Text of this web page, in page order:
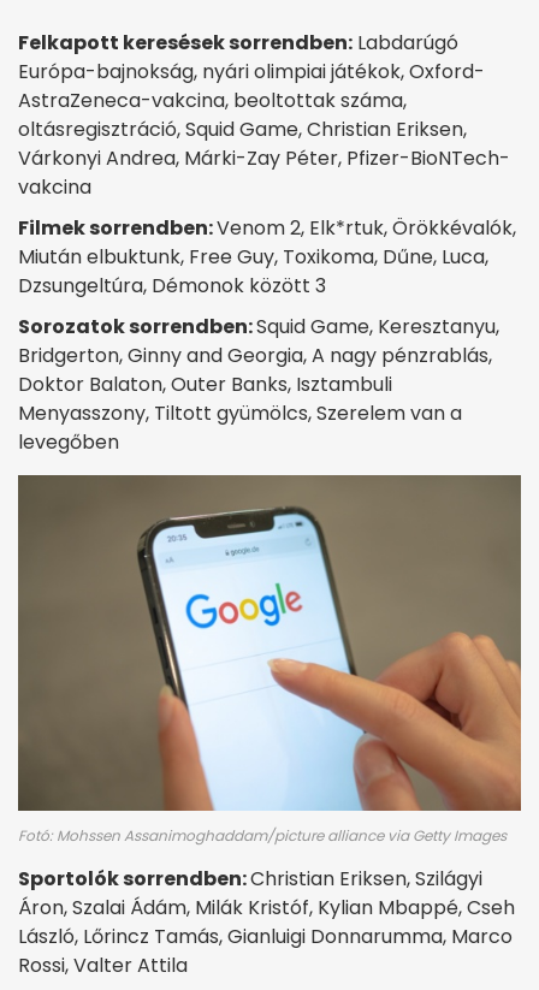
Felkapott keresések sorrendben: Labdarúgó
Európa-bajnokság, nyári olimpiai játékok, Oxford-
AstraZeneca-vakcina, beoltottak száma,
oltásregisztráció, Squid Game, Christian Eriksen,
Várkonyi Andrea, Márki-Zay Péter, Pfizer-BioNTech-
vakcina
Filmek sorrendben:Venom 2, Elk*rtuk, Örökkévalók,
Miután elbuktunk, Free Guy, Toxikoma, Dűne, Luca,
Dzsungeltúra, Démonok között 3
Sorozatok sorrendben:Squid Game, Keresztanyu,
Bridgerton, Ginny and Georgia, A nagy pénzrablás,
Doktor Balaton, Outer Banks, Isztambuli
Menyasszony, Tiltott gyümölcs, Szerelem van a
levegőben
Fotó: Mohssen Assanimoghaddam/picture alliance via Getty Images
Sportolók sorrendben:Christian Eriksen, Szilágyi
Áron, Szalai Ádám, Milák Kristóf, Kylian Mbappé, Cseh
László, Lőrincz Tamás, Gianluigi Donnarumma, Marco
Rossi, Valter Attila